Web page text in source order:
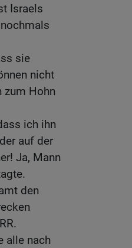
Israels
sie
nicht
zum Hohn
ich ihn
auf der
Ja, Mann
den
alle nach